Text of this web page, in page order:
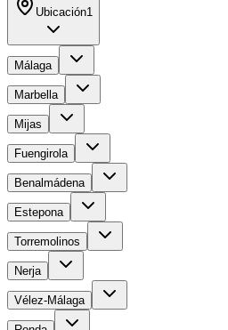
Ubicación1
Málaga
Marbella
Mijas
Fuengirola
Benalmádena
Estepona
Torremolinos
Nerja
Vélez-Málaga